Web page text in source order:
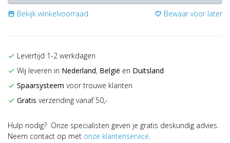
storefront Bekijk winkelvoorraad favorite_border Bewaar voor later
check Levertijd 1-2 werkdagen
check Wij leveren in Nederland, België en Duitsland
check Spaarsysteem voor trouwe klanten
check Gratis verzending vanaf 50,-
Hulp nodig? Onze specialisten geven je gratis deskundig advies.
Neem contact op met onze klantenservice.